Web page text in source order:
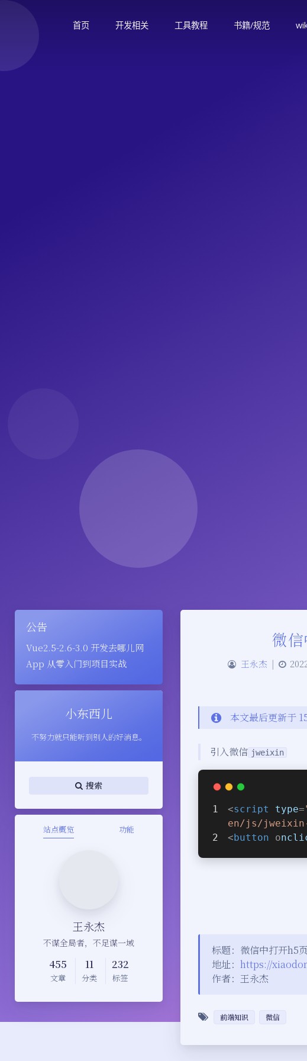
首页 开发相关 工具教程 书籍/规范
公告
Vue2.5-2.6-3.0 开发去哪儿网
App 从零入门到项目实战
小东西儿
不努力就只能听到别人的好消息。
搜索
站点概览 功能
王永杰
不谋全局者，不足谋一域
455
文章
11
分类
232
标签
微
王永杰 |
本文最后更新于
引入微信 jweixin
<script type=
en/js/
<button ο
标题：微信中打开h5
地址： https://
作者：王永杰
前端知识 微信